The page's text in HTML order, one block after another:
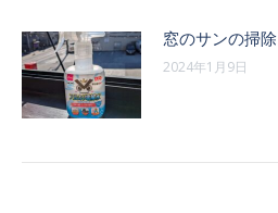
窓のサンの掃除
2024年1月9日